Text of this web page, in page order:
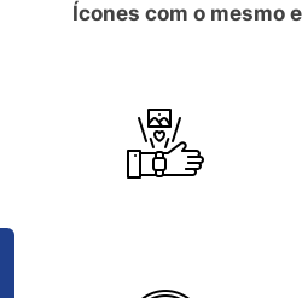
Ícones com o mesmo